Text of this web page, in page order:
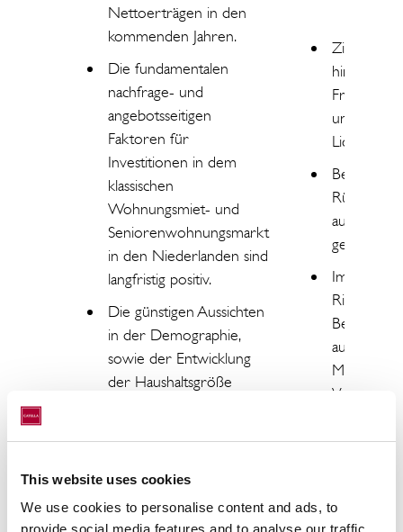
This website uses cookies
We use cookies to personalise content and ads, to
provide social media features and to analyse our traffic.
Nettoerträgen in den
kommenden Jahren.
Die fundamentalen
nachfrage- und
angebotsseitigen
Faktoren für
Investitionen in dem
klassischen
Wohnungsmiet- und
Seniorenwohnungsmarkt
in den Niederlanden sind
langfristig positiv.
Die günstigen Aussichten
in der Demographie,
sowie der Entwicklung
der Haushaltsgröße
entsprechenden
Auswirkungen auf Preis-
und Wertentwicklungen.
hinsichtlich
und
aufgrund
Risiken wie
teurer